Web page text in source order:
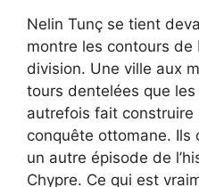
Nelin Tunç se tient
montre les contours de
division. Une ville aux
tours dentelées que
autrefois fait construire
conquête ottomane. Ils
un autre épisode de
Chypre. Ce qui est